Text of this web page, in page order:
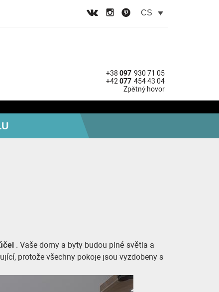
CS
+38 097 930 71 05
+42 077 454 43 04
Zpětný hovor
. Vaše domy a byty budou plné světla a
protože všechny pokoje jsou vyzdobeny s